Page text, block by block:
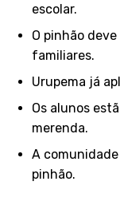
escolar.
O pinhão
familiares.
Urupema já
Os alunos
merenda.
A
pinhão.